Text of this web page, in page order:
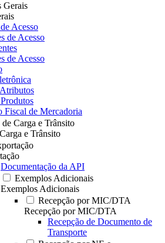
Gerais
Acesso
de Acesso
de Acesso
Fiscal de Mercadoria
Carga e Trânsito
e Trânsito
Documentação da API
Exemplos Adicionais
Exemplos Adicionais
Recepção por MIC/DTA
Recepção por MIC/DTA
Recepção de Documento de
Transporte